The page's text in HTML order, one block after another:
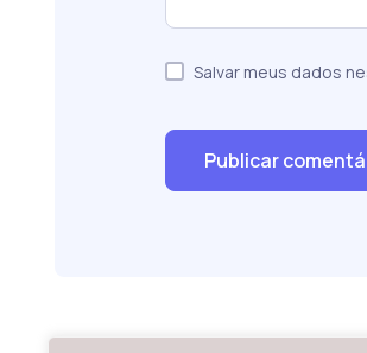
Salvar meus dados